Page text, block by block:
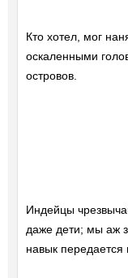
Кто хотел, мог
оскаленными
островов.
Индейцы
даже дети; мы аж
навык передается